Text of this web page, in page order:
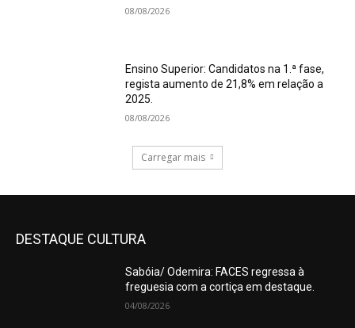
08/08/2026
Ensino Superior: Candidatos na 1.ª fase,
regista aumento de 21,8% em relação a
2025.
08/08/2026
Carregar mais
DESTAQUE CULTURA
Sabóia/ Odemira: FACES regressa à
freguesia com a cortiça em destaque.
04/08/2026